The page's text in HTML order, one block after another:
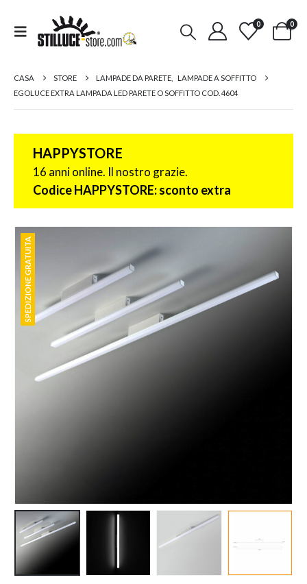
0 0
CASA STORE LAMPADE DA PARETE
LAMPADE A SOFFITTO
EGOLUCE EXTRA LAMPADA LED PARETE O SOFFITTO COD. 4604
HAPPYSTORE
16 anni online. Il nostro grazie.
Codice HAPPYSTORE: sconto extra
SPEDIZIONE GRATUITA
SPEDIZIONE GRATUITA